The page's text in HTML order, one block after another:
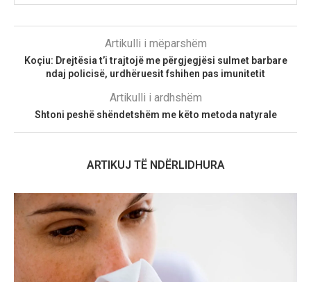
Artikulli i mëparshëm
Koçiu: Drejtësia t’i trajtojë me përgjegjësi sulmet barbare
ndaj policisë, urdhëruesit fshihen pas imunitetit
Artikulli i ardhshëm
Shtoni peshë shëndetshëm me këto metoda natyrale
ARTIKUJ TË NDËRLIDHURA